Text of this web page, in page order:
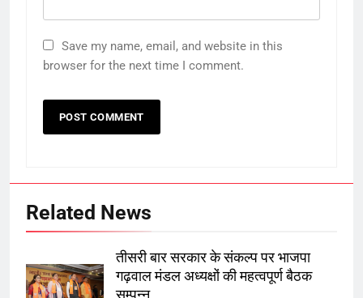
Save my name, email, and website in this
browser for the next time I comment.
Related News
तीसरी बार सरकार के संकल्प पर भाजपा
गढ़वाल मंडल अध्यक्षों की महत्वपूर्ण बैठक
सम्पन्न